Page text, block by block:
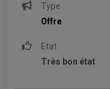
Type
Offre
Etat
Très bon état